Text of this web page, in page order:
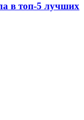
в топ-5 лучших